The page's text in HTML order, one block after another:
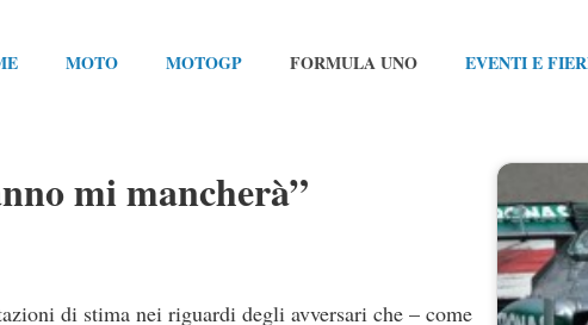
MOTO MOTOGP FORMULA UNO EVENTI E
mi mancherà”
di stima nei riguardi degli avversari che – come